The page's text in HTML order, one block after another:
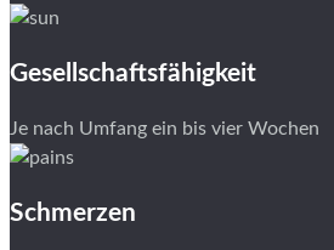
Gesellschaftsfähigkeit
Je nach Umfang ein bis vier Wochen
Schmerzen